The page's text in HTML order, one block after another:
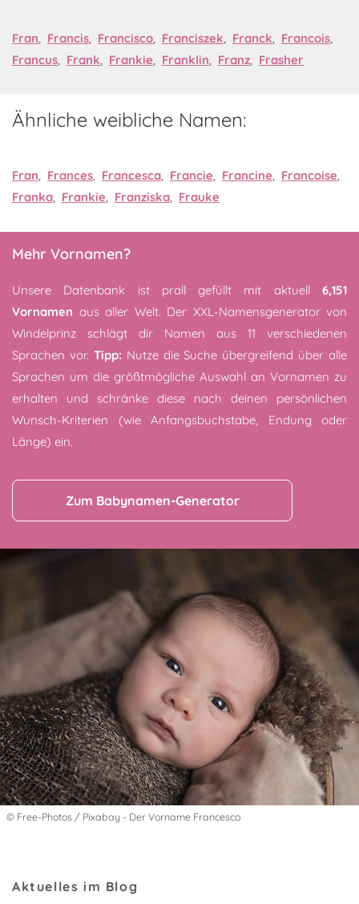
Fran, Francis, Francisco, Franciszek, Franck, Francois,
Francus, Frank, Frankie, Franklin, Franz, Frasher
Ähnliche weibliche Namen:
Fran, Frances, Francesca, Francie, Francine, Francoise,
Franka, Frankie, Franziska, Frauke
Mehr Vornamen?
Unsere Datenbank ist prall gefüllt mit aktuell 6,151
Vornamen aus aller Welt. Der XXL-Namensgenerator von
Windelprinz schlägt dir Namen aus 11 verschiedenen
Sprachen vor. Tipp: Nutze die Suche übergreifend über alle
Sprachen um die größtmögliche Auswahl an Vornamen zu
erhalten und schränke diese nach deinen persönlichen
Wunsch-Kriterien (wie Anfangsbuchstabe, Endung oder
Länge) ein.
Zum Babynamen-Generator
© Free-Photos / Pixabay - Der Vorname Francesco
Aktuelles im Blog